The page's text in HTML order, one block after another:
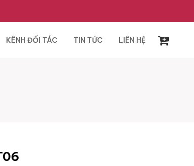
KÊNH ĐỐI TÁC TIN TỨC LIÊN HỆ